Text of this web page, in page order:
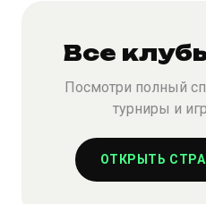
Все
Посмотри полный
турниры и
ОТКРЫТЬ